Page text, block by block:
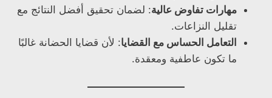
مهارات تفاوض عالية: لضمان تحقيق أفضل النتائج مع
تقليل النزاعات.
التعامل الحساس مع القضايا: لأن قضايا الحضانة غالبًا
ما تكون عاطفية ومعقدة.